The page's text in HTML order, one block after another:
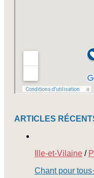
ARTICLES
Ille-et-Vilaine /
Chant pour